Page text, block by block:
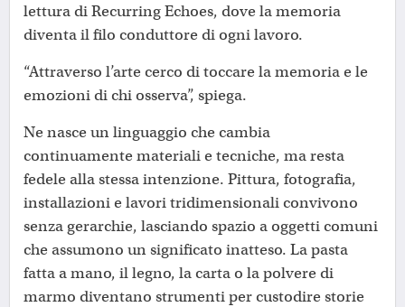
lettura di Recurring Echoes, dove la memoria
diventa il filo conduttore di ogni lavoro.
“Attraverso l’arte cerco di toccare la memoria e le
emozioni di chi osserva”, spiega.
Ne nasce un linguaggio che cambia
continuamente materiali e tecniche, ma resta
fedele alla stessa intenzione. Pittura, fotografia,
installazioni e lavori tridimensionali convivono
senza gerarchie, lasciando spazio a oggetti comuni
che assumono un significato inatteso. La pasta
fatta a mano, il legno, la carta o la polvere di
marmo diventano strumenti per custodire storie